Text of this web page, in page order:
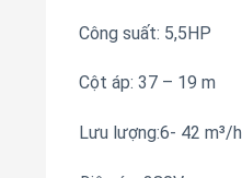
Công suất: 5,5HP
Cột áp: 37 – 19 m
Lưu lượng:6- 42 m³/h